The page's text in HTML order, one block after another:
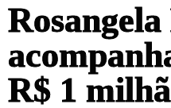
R$ 1